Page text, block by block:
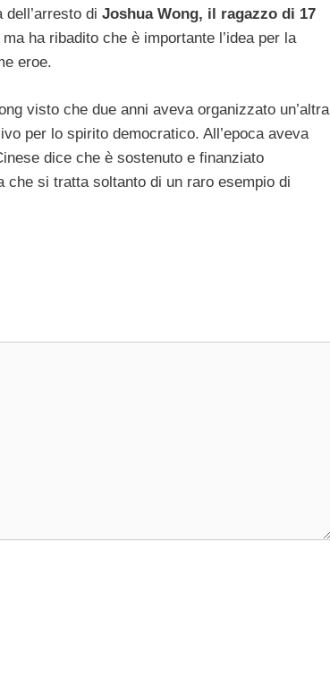
di Joshua Wong, il ragazzo di 17
ha ribadito che è importante l’idea per la
eroe.
visto che due anni aveva organizzato un’altra
per lo spirito democratico. All’epoca aveva
dice che è sostenuto e finanziato
che si tratta soltanto di un raro esempio di